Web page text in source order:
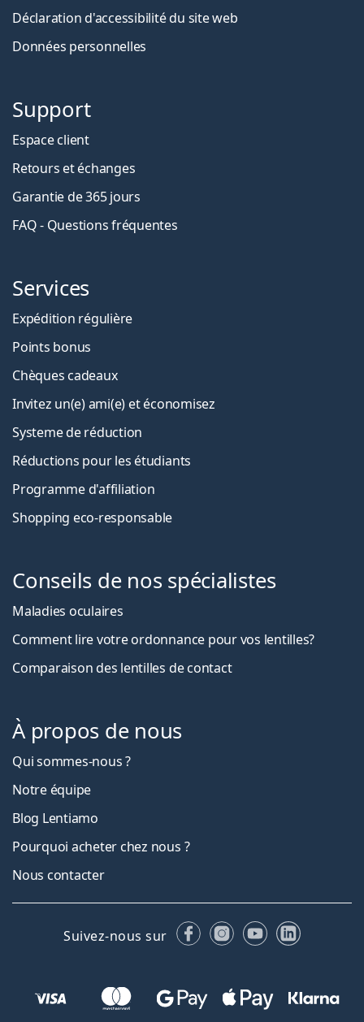
Déclaration d'accessibilité du site web
Données personnelles
Support
Espace client
Retours et échanges
Garantie de 365 jours
FAQ - Questions fréquentes
Services
Expédition régulière
Points bonus
Chèques cadeaux
Invitez un(e) ami(e) et économisez
Systeme de réduction
Réductions pour les étudiants
Programme d'affiliation
Shopping eco-responsable
Conseils de nos spécialistes
Maladies oculaires
Comment lire votre ordonnance pour vos lentilles?
Comparaison des lentilles de contact
À propos de nous
Qui sommes-nous ?
Notre équipe
Blog Lentiamo
Pourquoi acheter chez nous ?
Nous contacter
Suivez-nous sur FacebookInstagram
YouTubeLinkedIn